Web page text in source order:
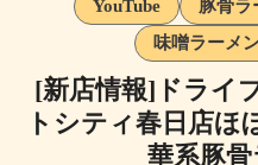
YouTube 豚骨ラ
味噌ラーメ
[新店情報]ドライ
トシティ春日店ほ
華系豚